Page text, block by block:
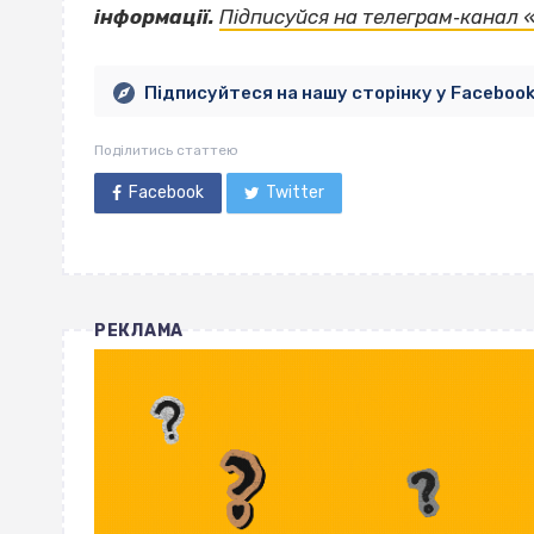
інформації. Підписуйся на
Підписуйтеся на нашу сторінку у Facebook
Поділитись статтею
Facebook Twitter
РЕКЛАМА